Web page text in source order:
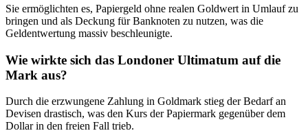
Sie ermöglichten es, Papiergeld ohne realen Goldwert in Umlauf zu
bringen und als Deckung für Banknoten zu nutzen, was die
Geldentwertung massiv beschleunigte.
Wie wirkte sich das Londoner Ultimatum auf die
Mark aus?
Durch die erzwungene Zahlung in Goldmark stieg der Bedarf an
Devisen drastisch, was den Kurs der Papiermark gegenüber dem
Dollar in den freien Fall trieb.